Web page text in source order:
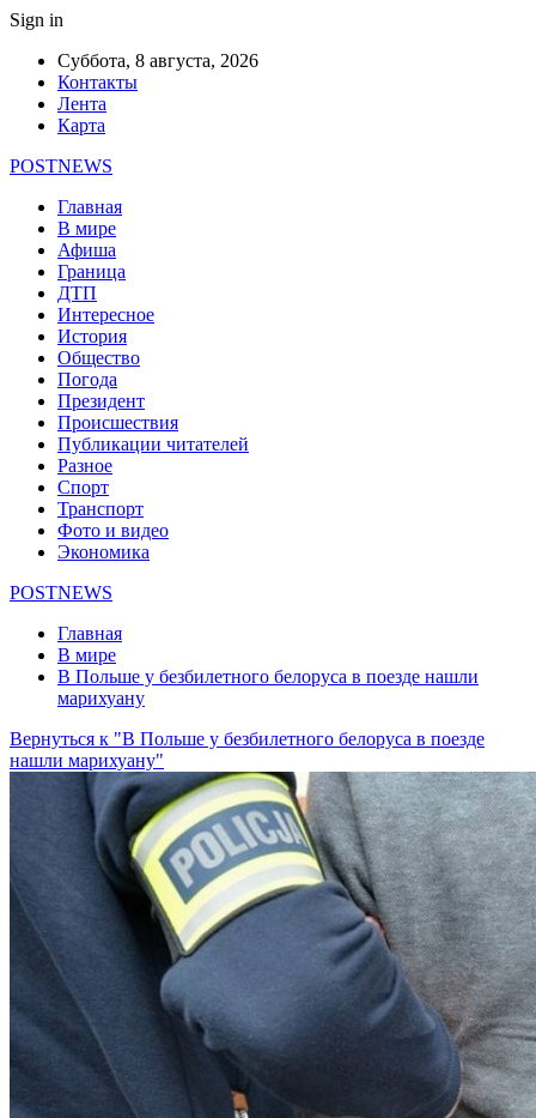
Sign in
Суббота, 8 августа, 2026
Контакты
Лента
Карта
POSTNEWS
Главная
В мире
Афиша
Граница
ДТП
Интересное
История
Общество
Погода
Президент
Происшествия
Публикации читателей
Разное
Спорт
Транспорт
Фото и видео
Экономика
POSTNEWS
Главная
В мире
В Польше у безбилетного белоруса в поезде нашли
марихуану
Вернуться к "В Польше у безбилетного белоруса в поезде
нашли марихуану"